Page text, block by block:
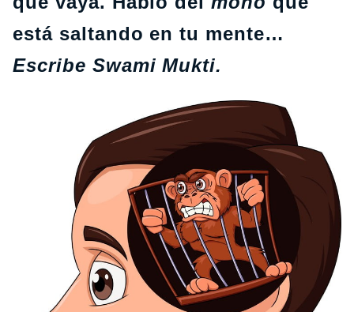
está saltando en tu mente…
Escribe Swami Mukti.